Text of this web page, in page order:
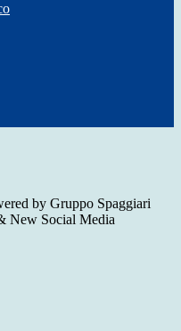
by Gruppo Spaggiari
New Social Media